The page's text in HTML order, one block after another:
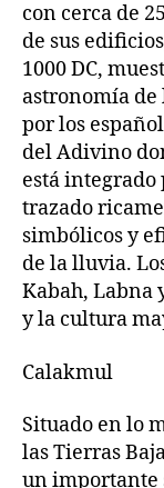
con cerca de
de sus
1000 DC,
astronomía de
por los
del Adivino
está
trazado
simbólicos y
de la lluvia.
Kabah, Labna
y la cultura
Calakmul
Situado en lo
las Tierras
un importante